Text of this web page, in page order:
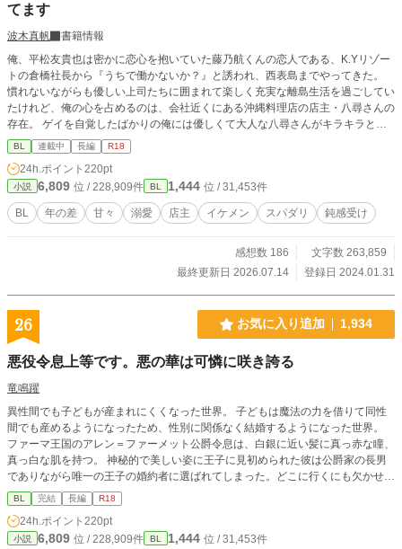
てます
波木真帆
書籍情報
俺、平松友貴也は密かに恋心を抱いていた藤乃航くんの恋人である、K.Yリゾー
トの倉橋社長から『うちで働かないか？』と誘われ、西表島までやってきた。
慣れないながらも優しい上司たちに囲まれて楽しく充実な離島生活を過ごしてい
たけれど、俺の心を占めるのは、会社近くにある沖縄料理店の店主・八尋さんの
存在。 ゲイを自覚したばかりの俺には優しくて大人な八尋さんがキラキラと輝
いて見えるけれど、一回り以上も年下の俺はきっと眼中にないに決まってる。で
もそばで見ていられるならそれでいい。それ以上は求めないから近くに居させて
欲しい。そう思っていたんだけど何故かすごく溺愛されてる気がする？ 高二で
両親を事故で失い、バーテンダーとブラック企業での会社員勤めを経て、この南
国、西表島で俺の新しい人生が始まる。 右手シリーズの最新作（笑） これだけ
でも楽しんでいただけると思いますが、平松くんが出てくる 『運命の出会いは
い』を読んでいただけるともっと楽しんでいただけると思います。 そこまで長
くならない予定ですが、楽しくなったら長くなるかも（笑） R18には※つけま
BL 連載中 長編 R18
24h.ポイント 220pt
小説 6,809 位 / 228,909件 BL 1,444 位 / 31,453件
BL 年の差 甘々 溺愛 店主 イケメン スパダリ 鈍感受け
感想数 186
文字数 263,859
最終更新日 2026.07.14
登録日 2024.01.31
26 お気に入り追加 1,934
悪役令息上等です。悪の華は可憐に咲き誇る
竜鳴躍
異性間でも子どもが産まれにくくなった世界。 子どもは魔法の力を借りて同性
間でも産めるようになったため、性別に関係なく結婚するようになった世界。
ファーマ王国のアレン＝ファーメット公爵令息は、白銀に近い髪に真っ赤な瞳、
真っ白な肌を持つ。 神秘的で美しい姿に王子に見初められた彼は公爵家の長男
でありながら唯一の王子の婚約者に選ばれてしまった。どこに行くにも欠かせな
い大きな日傘。日に焼けると爛れてしまいかねない皮膚。 公爵家は両親とも黒
髪黒目であるが、彼一人が色が違う。 それは彼が全てアルビノだったからなの
に、成長した教養のない王子は、アレンを魔女扱いした上、聖女らしき男爵令嬢
に現を抜かして婚約破棄の上スラム街に追放してしまう。 だが、王子は知らな
BL 完結 長編 R18
24h.ポイント 220pt
小説 6,809 位 / 228,909件 BL 1,444 位 / 31,453件